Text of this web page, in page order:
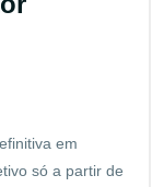
em
só a partir de